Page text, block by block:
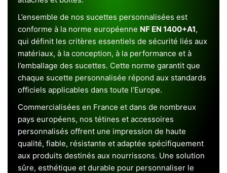
L’ensemble de nos sucettes personnalisées est
conforme à la norme européenne NF EN 1400+A1,
qui définit les critères essentiels de sécurité liés aux
matériaux, à la conception, à la performance et à
l’emballage des sucettes. Cette norme garantit que
chaque sucette personnalisée répond aux standards
officiels applicables dans toute l’Europe.
Commercialisées en France et dans de nombreux
pays européens, nos tétines et accessoires
personnalisés offrent une impression de haute
qualité, fiable, résistante et adaptée spécifiquement
aux produits destinés aux nourrissons. Une solution
sûre, esthétique et durable pour personnaliser le